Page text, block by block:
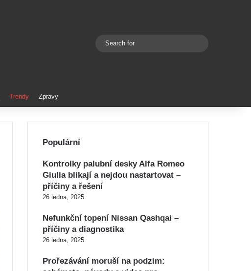
Switch skin
Trendy Zpravy
Populární
Kontrolky palubní desky Alfa Romeo
Giulia blikají a nejdou nastartovat –
příčiny a řešení
26 ledna, 2025
Nefunkční topení Nissan Qashqai –
příčiny a diagnostika
26 ledna, 2025
Prořezávání moruší na podzim: